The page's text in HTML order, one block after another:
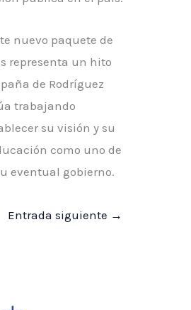
nuevo paquete de
representa un hito
de Rodríguez
trabajando
su visión y su
como uno de
eventual gobierno.
Entrada siguiente →